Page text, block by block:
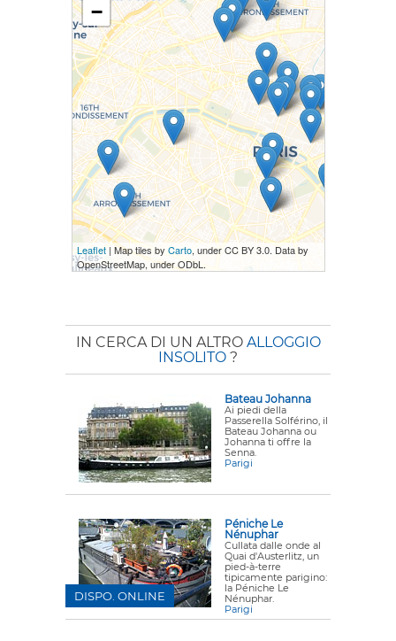
−
Leaflet| Map tiles by Carto, under CC BY 3.0. Data by
OpenStreetMap, under ODbL.
IN CERCA DI UN ALTRO ALLOGGIO
INSOLITO ?
Bateau Johanna
Ai piedi della
Passerella Solférino, il
Bateau Johanna ou
Johanna ti offre la
Senna.
Parigi
Péniche Le
Nénuphar
Cullata dalle onde al
Quai d'Austerlitz, un
pied-à-terre
tipicamente parigino:
la Péniche Le
Nénuphar.
Parigi
DISPO. ONLINE